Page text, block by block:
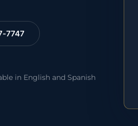
7747
in English and Spanish